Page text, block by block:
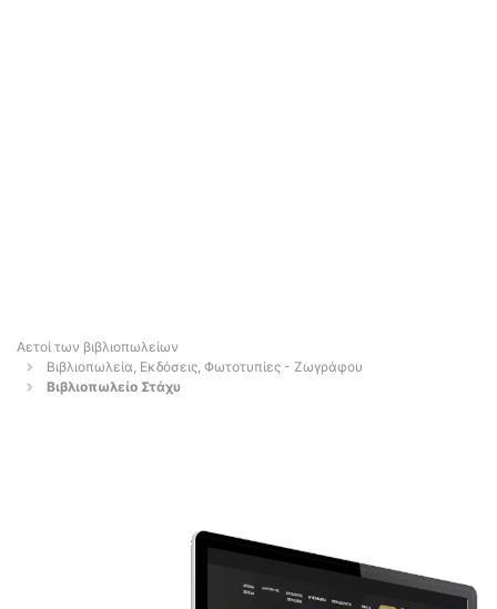
Αετοί των βιβλιοπωλείων
Βιβλιοπωλεία, Εκδόσεις, Φωτοτυπίες - Ζωγράφου
Βιβλιοπωλείο Στάχυ